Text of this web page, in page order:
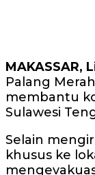
MAKASSAR,
Palang
membantu
Sulawesi
Selain
khusus ke